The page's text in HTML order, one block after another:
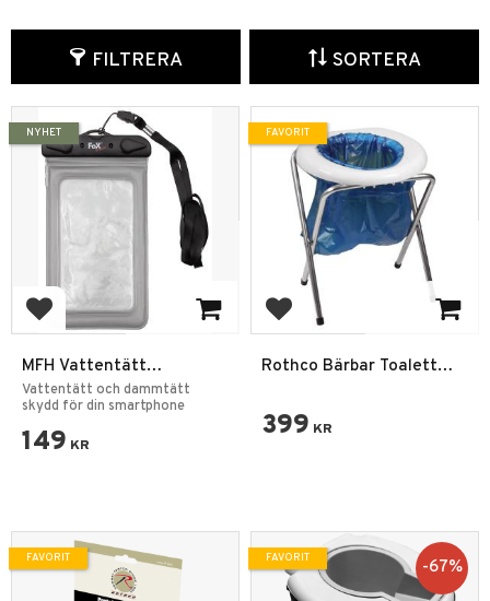
FILTRERA SORTERA
Lägg till i favoriter
MFH Vattentätt
Mobilfodral –
Transparent/Svart
Vattentätt och dammtätt
skydd för din smartphone
149 KR
NYHET
Lägg till i favoriter
Rothco Bärbar Toalett
399 KR
FAVORIT
FAVORIT 67%
FAVORIT